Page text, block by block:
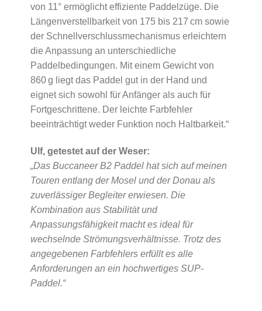
von 11° ermöglicht effiziente Paddelzüge. Die
Längenverstellbarkeit von 175 bis 217 cm sowie
der Schnellverschlussmechanismus erleichtern
die Anpassung an unterschiedliche
Paddelbedingungen. Mit einem Gewicht von
860 g liegt das Paddel gut in der Hand und
eignet sich sowohl für Anfänger als auch für
Fortgeschrittene. Der leichte Farbfehler
beeinträchtigt weder Funktion noch Haltbarkeit.“
Ulf, getestet auf der Weser:
„Das Buccaneer B2 Paddel hat sich auf meinen
Touren entlang der Mosel und der Donau als
zuverlässiger Begleiter erwiesen. Die
Kombination aus Stabilität und
Anpassungsfähigkeit macht es ideal für
wechselnde Strömungsverhältnisse. Trotz des
angegebenen Farbfehlers erfüllt es alle
Anforderungen an ein hochwertiges SUP-
Paddel.“